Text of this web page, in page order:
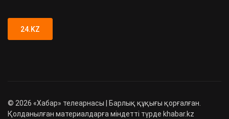
24.KZ
© 2026 «Хабар» телеарнасы | Барлық құқығы қорғалған.
Қолданылған материалдарға міндетті түрде khabar.kz